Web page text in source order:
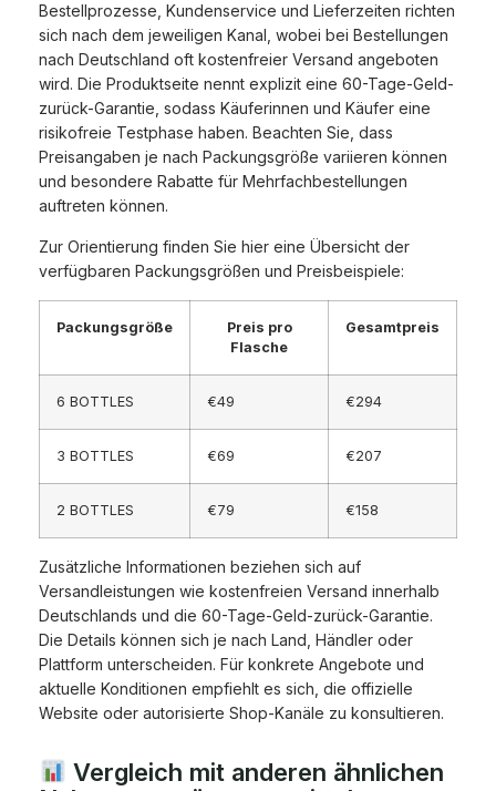
Bestellprozesse, Kundenservice und Lieferzeiten richten
sich nach dem jeweiligen Kanal, wobei bei Bestellungen
nach Deutschland oft kostenfreier Versand angeboten
wird. Die Produktseite nennt explizit eine 60-Tage-Geld-
zurück-Garantie, sodass Käuferinnen und Käufer eine
risikofreie Testphase haben. Beachten Sie, dass
Preisangaben je nach Packungsgröße variieren können
und besondere Rabatte für Mehrfachbestellungen
auftreten können.
Zur Orientierung finden Sie hier eine Übersicht der
verfügbaren Packungsgrößen und Preisbeispiele:
Packungsgröße
Preis pro
Flasche
Gesamtpreis
6 BOTTLES €49 €294
3 BOTTLES €69 €207
2 BOTTLES €79 €158
Zusätzliche Informationen beziehen sich auf
Versandleistungen wie kostenfreien Versand innerhalb
Deutschlands und die 60-Tage-Geld-zurück-Garantie.
Die Details können sich je nach Land, Händler oder
Plattform unterscheiden. Für konkrete Angebote und
aktuelle Konditionen empfiehlt es sich, die offizielle
Website oder autorisierte Shop-Kanäle zu konsultieren.
Vergleich mit anderen ähnlichen